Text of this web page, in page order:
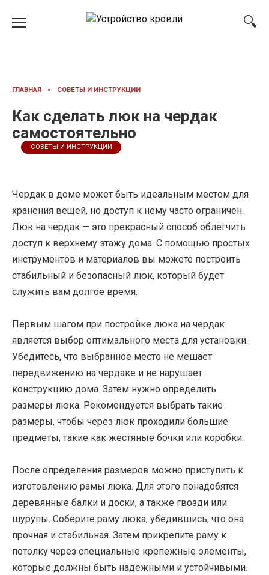
ГЛАВНАЯ » СОВЕТЫ И ИНСТРУКЦИИ
Как сделать люк на чердак
самостоятельно
СОВЕТЫ И ИНСТРУКЦИИ
Чердак в доме может быть идеальным местом для
хранения вещей, но доступ к нему часто ограничен.
Люк на чердак — это прекрасный способ облегчить
доступ к верхнему этажу дома. С помощью простых
инструментов и материалов вы можете построить
стабильный и безопасный люк, который будет
служить вам долгое время.
Первым шагом при постройке люка на чердак
является выбор оптимального места для установки.
Убедитесь, что выбранное место не мешает
передвижению на чердаке и не нарушает
конструкцию дома. Затем нужно определить
размеры люка. Рекомендуется выбрать такие
размеры, чтобы через люк проходили большие
предметы, такие как жестяные бочки или коробки.
После определения размеров можно приступить к
изготовлению рамы люка. Для этого понадобятся
деревянные балки и доски, а также гвозди или
шурупы. Соберите раму люка, убедившись, что она
прочная и стабильная. Затем прикрепите раму к
потолку через специальные крепежные элементы,
которые должны быть надежными и устойчивыми.